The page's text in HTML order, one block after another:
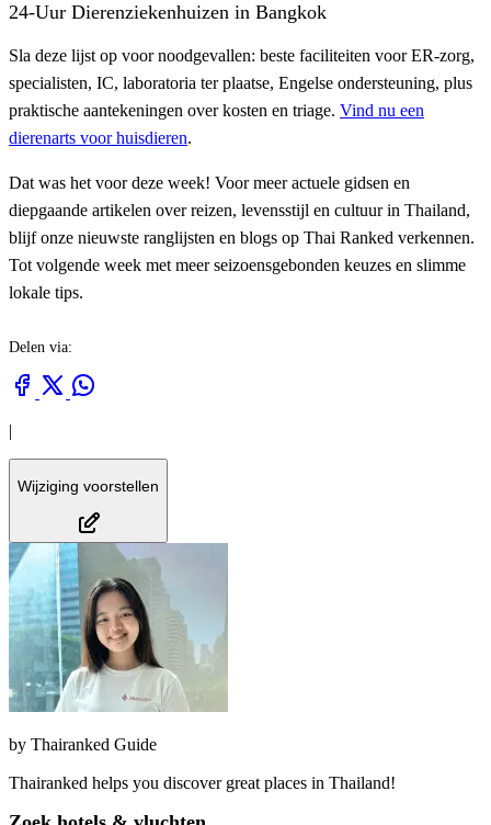
24-Uur Dierenziekenhuizen in Bangkok
Sla deze lijst op voor noodgevallen: beste faciliteiten voor ER-zorg,
specialisten, IC, laboratoria ter plaatse, Engelse ondersteuning, plus
praktische aantekeningen over kosten en triage. Vind nu een
dierenarts voor huisdieren.
Dat was het voor deze week! Voor meer actuele gidsen en
diepgaande artikelen over reizen, levensstijl en cultuur in Thailand,
blijf onze nieuwste ranglijsten en blogs op Thai Ranked verkennen.
Tot volgende week met meer seizoensgebonden keuzes en slimme
lokale tips.
Delen via:
|
Wijziging voorstellen
by Thairanked Guide
Thairanked helps you discover great places in Thailand!